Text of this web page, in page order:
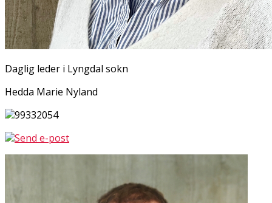
Daglig leder i Lyngdal sokn
Hedda Marie Nyland
99332054
Send e-post